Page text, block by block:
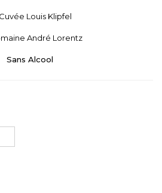
Cuvée Louis Klipfel
André Lorentz
Sans Alcool